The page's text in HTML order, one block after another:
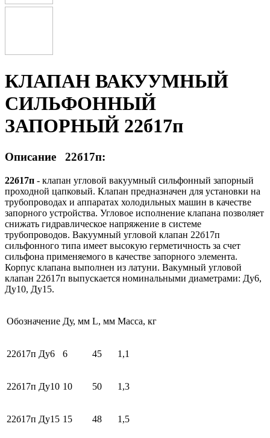
КЛАПАН ВАКУУМНЫЙ
СИЛЬФОННЫЙ
ЗАПОРНЫЙ 22б17п
Описание 22б17п:
22б17п - клапан угловой вакуумный сильфонный запорный
проходной цапковый. Клапан предназначен для установки на
трубопроводах и аппаратах холодильных машин в качестве
запорного устройства. Угловое исполнение клапана позволяет
снижать гидравлическое напряжение в системе
трубопроводов. Вакуумный угловой клапан 22б17п
сильфонного типа имеет высокую герметичность за счет
сильфона применяемого в качестве запорного элемента.
Корпус клапана выполнен из латуни. Вакумный угловой
клапан 22б17п выпускается номинальными диаметрами: Ду6,
Ду10, Ду15.
Обозначение Ду, мм L, мм Масса, кг
22б17п Ду6 6 45 1,1
22б17п Ду10 10 50 1,3
22б17п Ду15 15 48 1,5